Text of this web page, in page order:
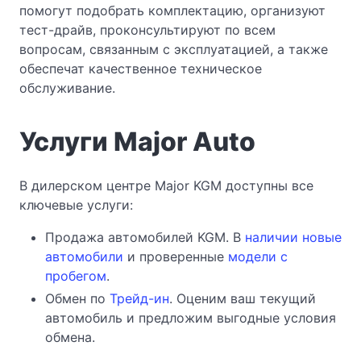
помогут подобрать комплектацию, организуют
тест-драйв, проконсультируют по всем
вопросам, связанным с эксплуатацией, а также
обеспечат качественное техническое
обслуживание.
Услуги Major Auto
В дилерском центре Major KGM доступны все
ключевые услуги:
Продажа автомобилей KGM. В наличии новые
автомобили и проверенные модели с
пробегом.
Обмен по Трейд-ин. Оценим ваш текущий
автомобиль и предложим выгодные условия
обмена.